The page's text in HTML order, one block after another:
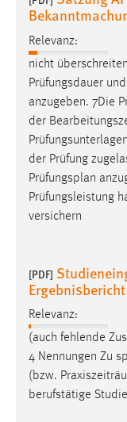
Relevanz:
nicht
Prüfungsdauer
anzugeben. 7Die
der
der Prüfung
Prüfungsplan
Prüfungsleistung
versichern
[PDF]
Ergebnisbericht
Relevanz:
(auch fehlende
4 Nennungen Zu
(bzw.
berufstätige